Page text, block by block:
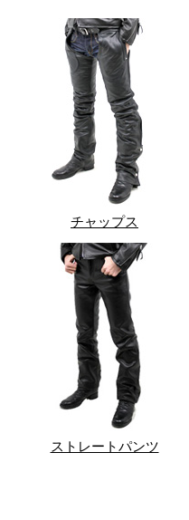
チャップス
ストレートパンツ